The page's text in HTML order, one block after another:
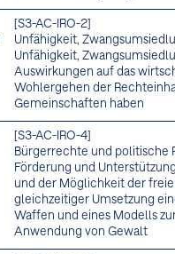
[S3-AC-IRO-2]
Unfähigkeit,
Unfähigkeit,
Auswirkungen auf das
Wohlergehen der
Gemeinschaften haben
[S3-AC-IRO-4]
Bürgerrechte und politische
Förderung und
und der Möglichkeit der
gleichzeitiger Umsetzung
Waffen und eines Modells
Anwendung von Gewalt